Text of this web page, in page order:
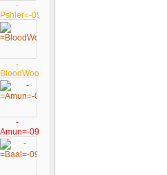
-
09
-
09
-
09